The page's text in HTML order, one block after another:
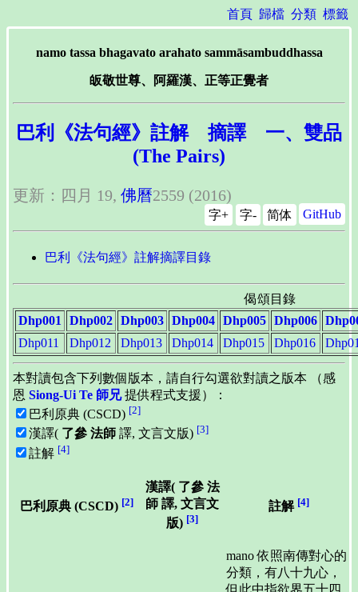
首頁 歸檔 分類 標籤
namo tassa bhagavato arahato sammāsambuddhassa
皈敬世尊、阿羅漢、正等正覺者
巴利《法句經》註解 摘譯 一、雙品
(The Pairs)
更新：四月 19, 佛曆2559 (2016)
GitHub
简体
字+ 字-
巴利《法句經》註解摘譯目錄
偈頌目錄
Dhp001
Dhp002 Dhp003 Dhp004 Dhp005 Dhp006
Dhp011
Dhp012 Dhp013 Dhp014 Dhp015 Dhp016
本對讀包含下列數個版本，請自行勾選欲對讀之版本 （感
恩 Siong-Ui Te 師兄提供程式支援）：
巴利原典 (CSCD) [2]
漢譯( 了參 法師 譯, 文言文版) [3]
註解 [4]
巴利原典 (CSCD) [2]
漢譯( 了參 法
師 譯, 文言文
版) [3]
註解 [4]
mano 依照南傳對心的
分類，有八十九心，
但此中指欲界五十四